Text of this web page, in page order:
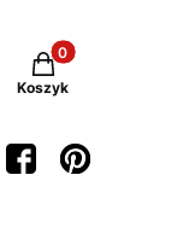
Produkty w
Koszyk